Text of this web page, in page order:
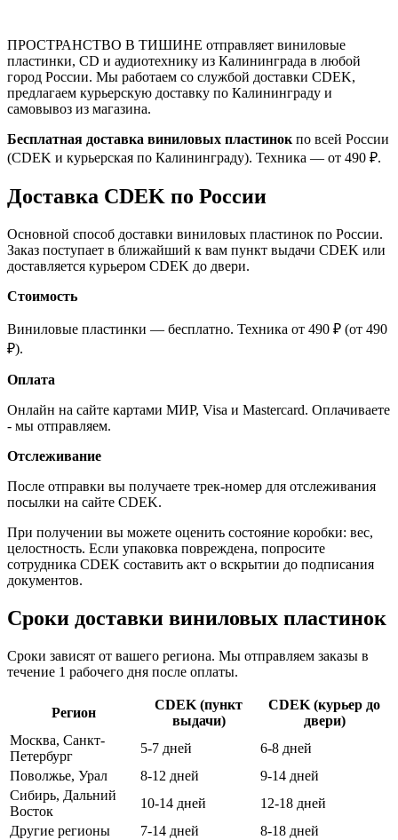
ПРОСТРАНСТВО В ТИШИНЕ отправляет виниловые
пластинки, CD и аудиотехнику из Калининграда в любой
город России. Мы работаем со службой доставки CDEK,
предлагаем курьерскую доставку по Калининграду и
самовывоз из магазина.
Бесплатная доставка виниловых пластинок по всей России
(CDEK и курьерская по Калининграду). Техника — от 490 ₽.
Доставка CDEK по России
Основной способ доставки виниловых пластинок по России.
Заказ поступает в ближайший к вам пункт выдачи CDEK или
доставляется курьером CDEK до двери.
Стоимость
Виниловые пластинки — бесплатно. Техника от 490 ₽ (от 490
₽).
Оплата
Онлайн на сайте картами МИР, Visa и Mastercard. Оплачиваете
- мы отправляем.
Отслеживание
После отправки вы получаете трек-номер для отслеживания
посылки на сайте CDEK.
При получении вы можете оценить состояние коробки: вес,
целостность. Если упаковка повреждена, попросите
сотрудника CDEK составить акт о вскрытии до подписания
документов.
Сроки доставки виниловых пластинок
Сроки зависят от вашего региона. Мы отправляем заказы в
течение 1 рабочего дня после оплаты.
Регион
CDEK (пункт
выдачи)
CDEK (курьер до
двери)
Москва, Санкт-
Петербург
5-7 дней
6-8 дней
Поволжье, Урал
8-12 дней
9-14 дней
Сибирь, Дальний
Восток
10-14 дней
12-18 дней
Другие регионы
7-14 дней
8-18 дней